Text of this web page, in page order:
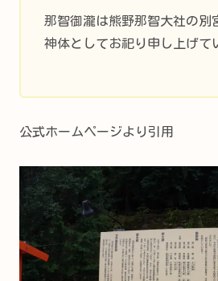
那智御瀧は熊野那智大社の別
神体としてお祀り申し上げて
公式ホームページより引用